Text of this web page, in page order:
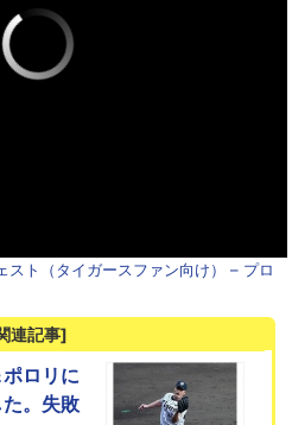
ト（タイガースファン向け） – プロ
連記事]
ロリに
た。失敗